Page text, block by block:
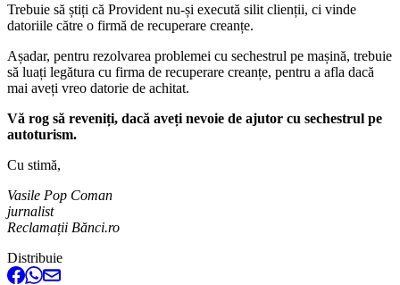
Trebuie să știți că Provident nu-și execută silit clienții, ci vinde
datoriile către o firmă de recuperare creanțe.
Așadar, pentru rezolvarea problemei cu sechestrul pe mașină, trebuie
să luați legătura cu firma de recuperare creanțe, pentru a afla dacă
mai aveți vreo datorie de achitat.
Vă rog să reveniți, dacă aveți nevoie de ajutor cu sechestrul pe
autoturism.
Cu stimă,
Vasile Pop Coman
jurnalist
Reclamații Bănci.ro
Distribuie